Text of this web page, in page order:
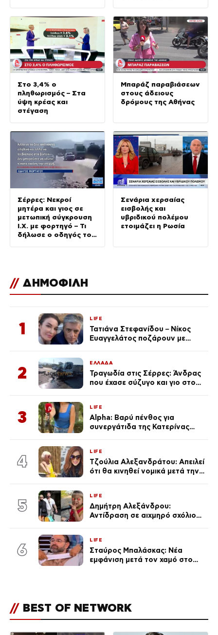
Στο 3,4% ο
πληθωρισμός – Στα
ύψη κρέας και
στέγαση
Μπαράζ παραβιάσεων
στους άδειους
δρόμους της Αθήνας
Σέρρες: Νεκροί
μητέρα και γιος σε
μετωπική σύγκρουση
Ι.Χ. με φορτηγό – Τι
δήλωσε ο οδηγός του
Σενάρια χερσαίας
εισβολής και
υβριδικού πολέμου
ετοιμάζει η Ρωσία
// ΔΗΜΟΦΙΛΗ
1
LIFE
Τατιάνα Στεφανίδου – Νίκος
Ευαγγελάτος ποζάρουν με
2
ΕΛΛΑΔΑ
Τραγωδία στις Σέρρες: Άνδρας
που έχασε σύζυγο και γιο στο
3
LIFE
Alpha: Βαρύ πένθος για
συνεργάτιδα της Κατερίνας
του Θεού»
4
LIFE
Τζούλια Αλεξανδράτου: Απειλεί
ότι θα κινηθεί νομικά μετά την
5
LIFE
Δημήτρη Αλεξάνδρου:
Αντίδραση σε αιχμηρό σχόλιο
6
LIFE
Σταύρος Μπαλάσκας: Νέα
εμφάνιση μετά τον χαμό στο
// BEST OF NETWORK